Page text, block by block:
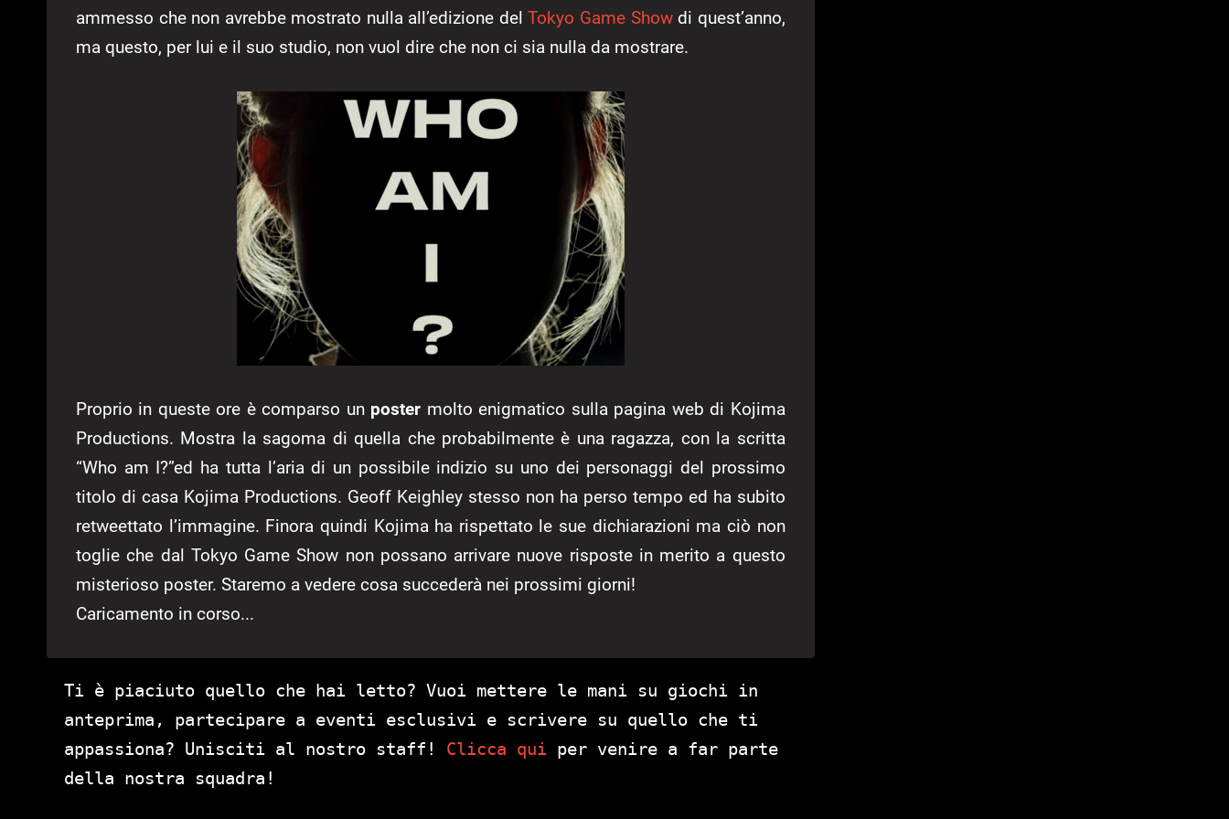
ammesso che non avrebbe mostrato nulla all’edizione delTokyo Game Showdi quest’anno,
ma questo, per lui e il suo studio, non vuol dire che non ci sia nulla da mostrare.
Proprio in queste ore è comparso un poster molto enigmatico sulla pagina web di Kojima
Productions. Mostra la sagoma di quella che probabilmente è una ragazza, con la scritta
“Who am I?”ed ha tutta l’aria di un possibile indizio su uno dei personaggi del prossimo
titolo di casa Kojima Productions. Geoff Keighley stesso non ha perso tempo ed ha subito
retweettato l’immagine. Finora quindi Kojima ha rispettato le sue dichiarazioni ma ciò non
toglie che dal Tokyo Game Show non possano arrivare nuove risposte in merito a questo
misterioso poster. Staremo a vedere cosa succederà nei prossimi giorni!
Caricamento in corso...
Ti è piaciuto quello che hai letto? Vuoi mettere le mani su giochi in
anteprima, partecipare a eventi esclusivi e scrivere su quello che ti
appassiona? Unisciti al nostro staff! Clicca qui per venire a far parte
della nostra squadra!